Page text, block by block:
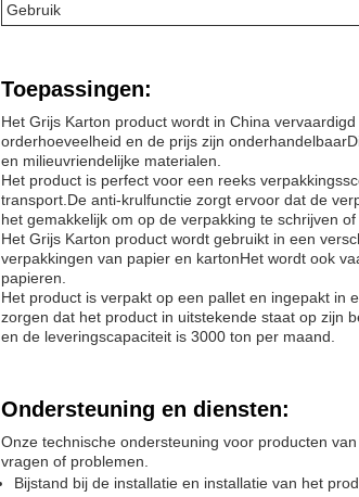
Gebruik
Toepassingen:
Het Grijs Karton product wordt in China
orderhoeveelheid en de prijs zijn
en milieuvriendelijke materialen.
Het product is perfect voor een reeks
transport.De anti-krulfunctie zorgt ervoor dat de
het gemakkelijk om op de verpakking te schrijven
Het Grijs Karton product wordt gebruikt in een
verpakkingen van papier en kartonHet wordt ook
papieren.
Het product is verpakt op een pallet en ingepakt in
zorgen dat het product in uitstekende staat op zijn
en de leveringscapaciteit is 3000 ton per maand.
Ondersteuning en diensten:
Onze technische ondersteuning voor producten
vragen of problemen.
Bijstand bij de installatie en installatie van het